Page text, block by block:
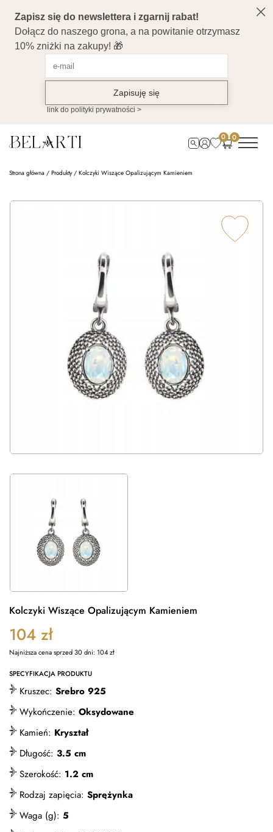
0 0
Strona główna / Produkty/ Kolczyki Wiszące Opalizującym Kamieniem
Kolczyki Wiszące Opalizującym Kamieniem
104 zł
Najniższa cena sprzed 30 dni:104zł
SPECYFIKACJA PRODUKTU
Kruszec: Srebro 925
Wykończenie: Oksydowane
Kamień: Kryształ
Długość: 3.5 cm
Szerokość: 1.2 cm
Rodzaj zapięcia: Sprężynka
Waga (g): 5